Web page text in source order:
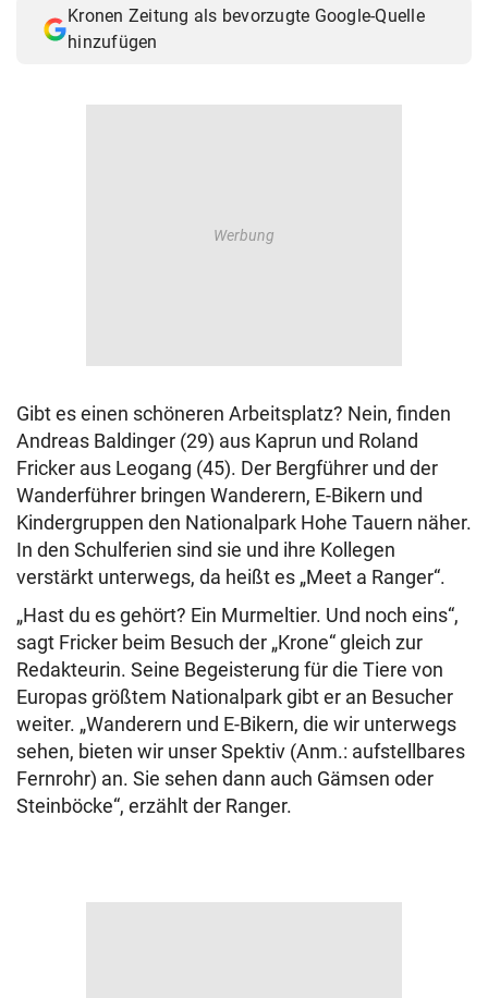
Kronen Zeitung als bevorzugte Google-Quelle
hinzufügen
Gibt es einen schöneren Arbeitsplatz? Nein, finden
Andreas Baldinger (29) aus Kaprun und Roland
Fricker aus Leogang (45). Der Bergführer und der
Wanderführer bringen Wanderern, E-Bikern und
Kindergruppen den Nationalpark Hohe Tauern näher.
In den Schulferien sind sie und ihre Kollegen
verstärkt unterwegs, da heißt es „Meet a Ranger“.
„Hast du es gehört? Ein Murmeltier. Und noch eins“,
sagt Fricker beim Besuch der „Krone“ gleich zur
Redakteurin. Seine Begeisterung für die Tiere von
Europas größtem Nationalpark gibt er an Besucher
weiter. „Wanderern und E-Bikern, die wir unterwegs
sehen, bieten wir unser Spektiv (Anm.: aufstellbares
Fernrohr) an. Sie sehen dann auch Gämsen oder
Steinböcke“, erzählt der Ranger.